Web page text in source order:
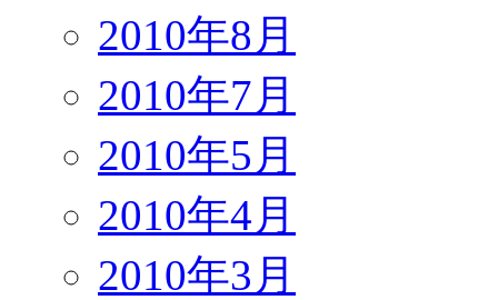
2010年8月
2010年7月
2010年5月
2010年4月
2010年3月